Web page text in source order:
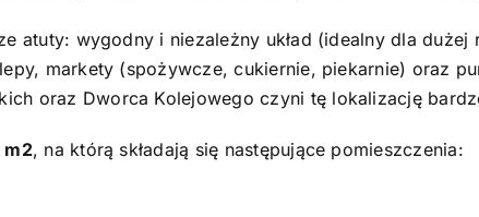
atuty: wygodny i niezależny układ (idealny dla
markety (spożywcze, cukiernie, piekarnie) oraz
oraz Dworca Kolejowego czyni tę lokalizację
m2, na którą składają się następujące pomieszczenia: